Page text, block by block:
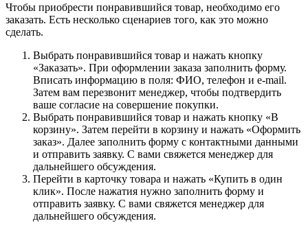
Чтобы приобрести понравившийся товар, необходимо его
заказать. Есть несколько сценариев того, как это можно
сделать.
Выбрать понравившийся товар и нажать кнопку
«Заказать». При оформлении заказа заполнить форму.
Вписать информацию в поля: ФИО, телефон и e-mail.
Затем вам перезвонит менеджер, чтобы подтвердить
ваше согласие на совершение покупки.
Выбрать понравившийся товар и нажать кнопку «В
корзину». Затем перейти в корзину и нажать «Оформить
заказ». Далее заполнить форму с контактными данными
и отправить заявку. С вами свяжется менеджер для
дальнейшего обсуждения.
Перейти в карточку товара и нажать «Купить в один
клик». После нажатия нужно заполнить форму и
отправить заявку. С вами свяжется менеджер для
дальнейшего обсуждения.